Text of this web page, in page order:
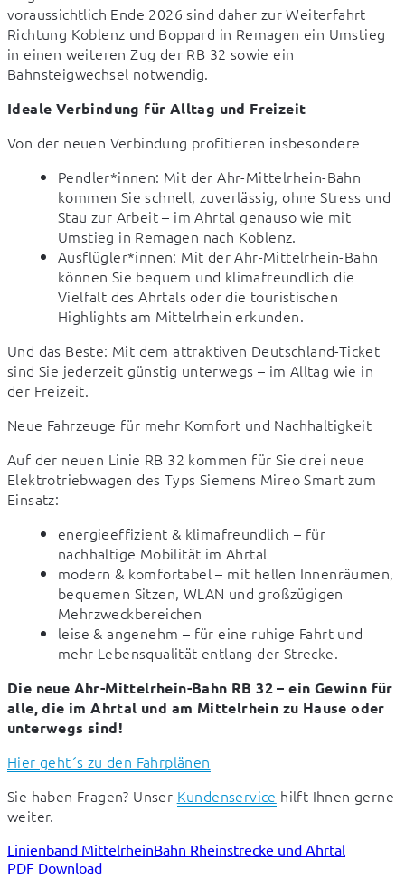
voraussichtlich Ende 2026 sind daher zur Weiterfahrt
Richtung Koblenz und Boppard in Remagen ein Umstieg
in einen weiteren Zug der RB 32 sowie ein
Bahnsteigwechsel notwendig.
Ideale Verbindung für Alltag und Freizeit
Von der neuen Verbindung profitieren insbesondere
Pendler*innen: Mit der Ahr-Mittelrhein-Bahn
kommen Sie schnell, zuverlässig, ohne Stress und
Stau zur Arbeit – im Ahrtal genauso wie mit
Umstieg in Remagen nach Koblenz.
Ausflügler*innen: Mit der Ahr-Mittelrhein-Bahn
können Sie bequem und klimafreundlich die
Vielfalt des Ahrtals oder die touristischen
Highlights am Mittelrhein erkunden.
Und das Beste: Mit dem attraktiven Deutschland-Ticket
sind Sie jederzeit günstig unterwegs – im Alltag wie in
der Freizeit.
Neue Fahrzeuge für mehr Komfort und Nachhaltigkeit
Auf der neuen Linie RB 32 kommen für Sie drei neue
Elektrotriebwagen des Typs Siemens Mireo Smart zum
Einsatz:
energieeffizient & klimafreundlich – für
nachhaltige Mobilität im Ahrtal
modern & komfortabel – mit hellen Innenräumen,
bequemen Sitzen, WLAN und großzügigen
Mehrzweckbereichen
leise & angenehm – für eine ruhige Fahrt und
mehr Lebensqualität entlang der Strecke.
Die neue Ahr-Mittelrhein-Bahn RB 32 – ein Gewinn für
alle, die im Ahrtal und am Mittelrhein zu Hause oder
unterwegs sind!
Hier geht´s zu den Fahrplänen
Sie haben Fragen? Unser Kundenservice hilft Ihnen gerne
weiter.
Linienband MittelrheinBahn Rheinstrecke und Ahrtal
PDF Download